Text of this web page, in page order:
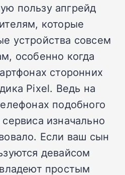
пользу апгрейд
которые
устройства совсем
особенно когда
сторонних
Pixel. Ведь на
подобного
изначально
Если ваш сын
девайсом
простым